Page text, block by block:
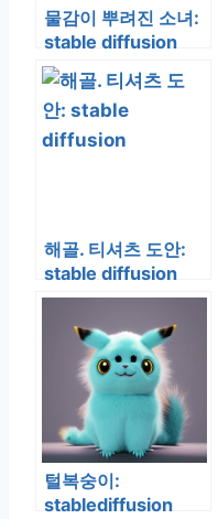
물감이 뿌려진 소녀:
stable diffusion
해골. 티셔츠 도안:
stable diffusion
털복숭이:
stablediffusion